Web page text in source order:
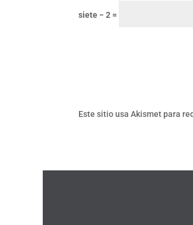
siete − 2 =
Este sitio usa Akismet para